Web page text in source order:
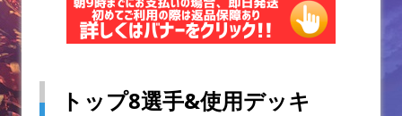
トップ8選手&使用デッキ